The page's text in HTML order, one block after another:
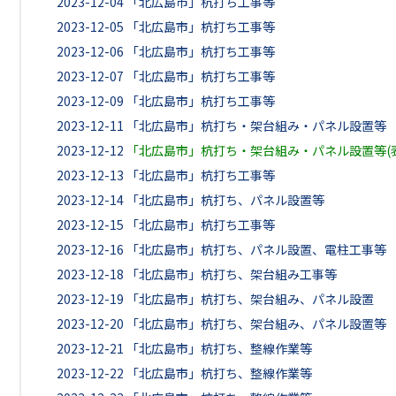
2023-12-05
「北広島市」杭打ち工事等
2023-12-06
「北広島市」杭打ち工事等
2023-12-07
「北広島市」杭打ち工事等
2023-12-09
「北広島市」杭打ち工事等
2023-12-11
「北広島市」杭打ち・架台組み・パネル設置等
2023-12-12
「北広島市」杭打ち・架台組み・パネル設置等(
2023-12-13
「北広島市」杭打ち工事等
2023-12-14 「北広島市」杭打ち、パネル設置等
2023-12-15
「北広島市」杭打ち工事等
2023-12-16
「北広島市」杭打ち、パネル設置、電柱工事等
2023-12-18
「北広島市」杭打ち、架台組み工事等
2023-12-19
「北広島市」杭打ち、架台組み、パネル設置
2023-12-20
「北広島市」杭打ち、架台組み、パネル設置等
2023-12-21
「北広島市」杭打ち、整線作業等
2023-12-22
「北広島市」杭打ち、整線作業等